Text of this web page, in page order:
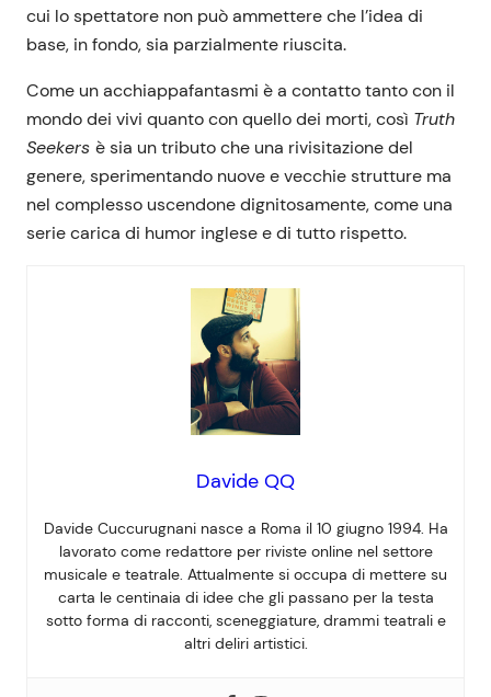
cui lo spettatore non può ammettere che l’idea di
base, in fondo, sia parzialmente riuscita.
Come un acchiappafantasmi è a contatto tanto con il
mondo dei vivi quanto con quello dei morti, così Truth
Seekers è sia un tributo che una rivisitazione del
genere, sperimentando nuove e vecchie strutture ma
nel complesso uscendone dignitosamente, come una
serie carica di humor inglese e di tutto rispetto.
Davide QQ
Davide Cuccurugnani nasce a Roma il 10 giugno 1994. Ha
lavorato come redattore per riviste online nel settore
musicale e teatrale. Attualmente si occupa di mettere su
carta le centinaia di idee che gli passano per la testa
sotto forma di racconti, sceneggiature, drammi teatrali e
altri deliri artistici.